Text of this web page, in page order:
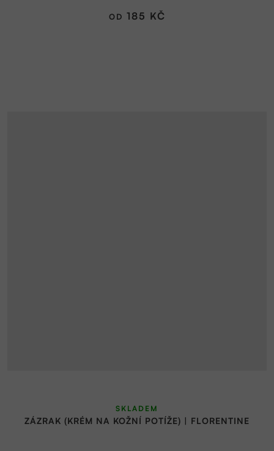
OD 185 KČ
ZÁZRAK (KRÉM NA KOŽNÍ POTÍŽE) | FLORENTINE
SKLADEM